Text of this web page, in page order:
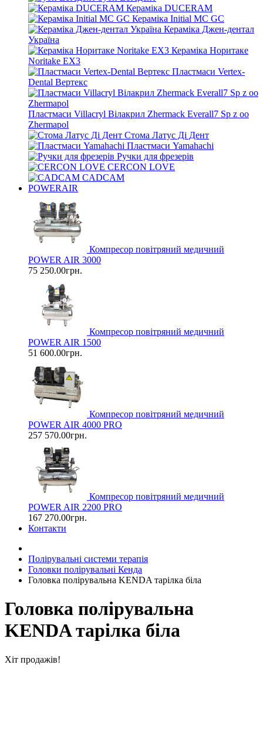
Кераміка DUCERAM
Кераміка Initial MC GC
Кераміка Джен-дентал
Україна
Кераміка Норитаке
Noritake EX3
Пластмаси Vertex-
Dental Вертекс
Пластмаси Villacryl Вілакрил Zhermack Everall7 Sp z oo
Zhermapol
Стома Латус Ді Дент
Пластмаси Yamahachi
Ручки для фрезерів
CERCON LOVE
CADCAM
POWERAIR
Компресор повітряний медичний
POWER AIR 3000
75 250.00грн.
Компресор повітряний медичний
POWER AIR 1500
51 600.00грн.
Компресор повітряний медичний
POWER AIR 4000 PRO
257 570.00грн.
Компресор повітряний медичний
POWER AIR 2200 PRO
167 270.00грн.
Контакти
Полірувальні системи терапія
Головки полірувальні Кенда
Головка полірувальна KENDA тарілка біла
Головка полірувальна
KENDA тарілка біла
Хіт продажів!